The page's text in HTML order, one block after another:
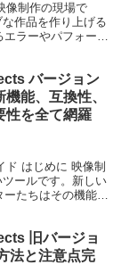
像制作の現場で
作品を作り上げる
ラーやパフォーマ
バージョン
能、互換性、
性を全て網羅
はじめに 映像制
ールです。新しい
たちはその機能や
旧バージョ
法と注意点完